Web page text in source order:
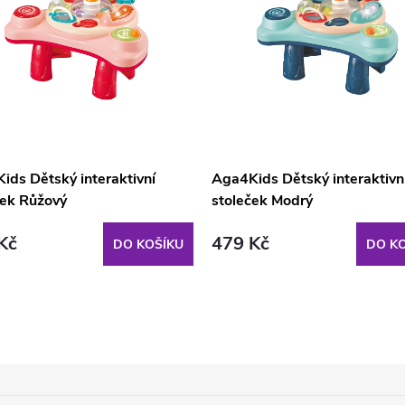
Dětský interaktivní
Růžový
DO KOŠÍKU
Aga4Kids Dětský
stoleček Modrý
479 Kč DO